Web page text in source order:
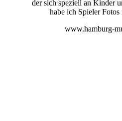
der sich speziell an Kinder
habe ich Spieler Fotos
www.hamburg-